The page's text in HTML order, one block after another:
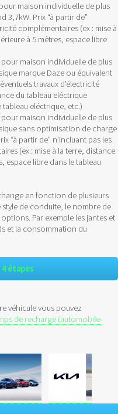
maison individuelle de plus
3,7kW. Prix “à partir de”
complémentaires (ex : mise à
à 5 mètres, espace libre
pour maison individuelle de plus
marque Daze ou équivalent
travaux d’électricité
du tableau eléctrique
eléctrique, etc.)
pour maison individuelle de plus
sans optimisation de charge
“à partir de” n’incluant pas les
(ex : mise à la terre, distance
espace libre dans le tableau
en fonction de plusieurs
de conduite, le nombre de
Par exemple les jantes et
et la consommation du
4 étapes
véhicule vous pouvez
de recharge (automobile-